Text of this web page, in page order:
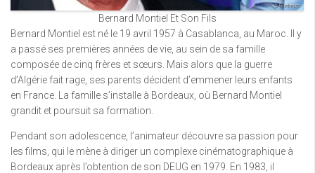
Bernard Montiel Et Son Fils
Bernard Montiel est né le 19 avril 1957 à Casablanca, au Maroc. Il y
a passé ses premières années de vie, au sein de sa famille
composée de cinq frères et sœurs. Mais alors que la guerre
d’Algérie fait rage, ses parents décident d’emmener leurs enfants
en France. La famille s’installe à Bordeaux, où Bernard Montiel
grandit et poursuit sa formation.
Pendant son adolescence, l’animateur découvre sa passion pour
les films, qui le mène à diriger un complexe cinématographique à
Bordeaux après l’obtention de son DEUG en 1979. En 1983, il